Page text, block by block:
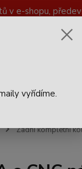
v e-shopu,
Zadní kompletní
vyřídíme.